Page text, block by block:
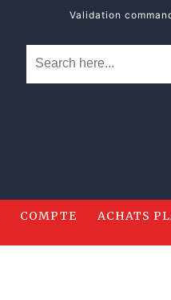
Validation
COMPTE ACHATS